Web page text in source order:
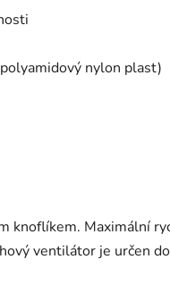
nylon plast)
knoflíkem. Maximální
ventilátor je určen